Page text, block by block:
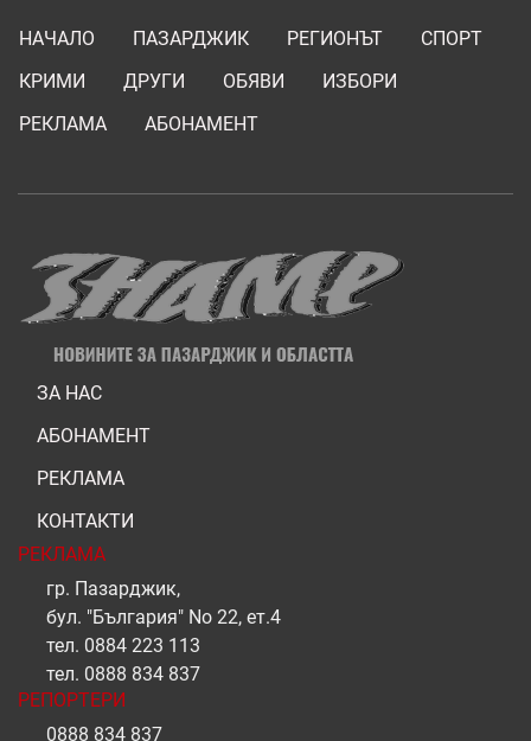
НАЧАЛО ПАЗАРДЖИК РЕГИОНЪТ
СПОРТ
КРИМИ
ДРУГИ ОБЯВИ
ИЗБОРИ
РЕКЛАМА
АБОНАМЕНТ
ЗА НАС
АБОНАМЕНТ
РЕКЛАМА
КОНТАКТИ
РЕКЛАМА
гр. Пазарджик,
бул. "България" No 22, ет.4
тел. 0884 223 113
тел. 0888 834 837
РЕПОРТЕРИ
0888 834 837